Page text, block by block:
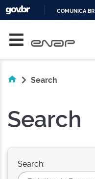
COMUNICA BR
Search
Search
Search: